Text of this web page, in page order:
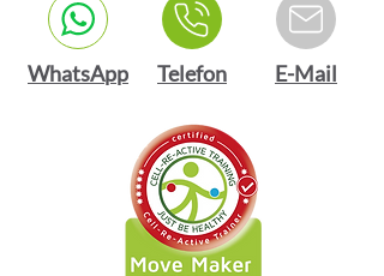
WhatsApp Telefon E-Mail